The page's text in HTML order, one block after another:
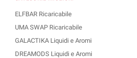
ELFBAR Ricaricabile
UMA SWAP Ricaricabile
GALACTIKA Liquidi e Aromi
DREAMODS Liquidi e Aromi